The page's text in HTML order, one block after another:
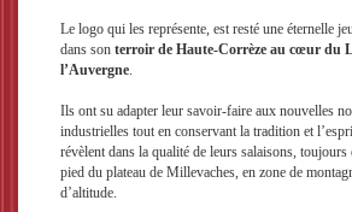
Le logo qui les représente, est resté une éternelle
dans son terroir de Haute-Corrèze au cœur du
l’Auvergne.
Ils ont su adapter leur savoir-faire aux nouvelles
industrielles tout en conservant la tradition et
révèlent dans la qualité de leurs salaisons, toujours
pied du plateau de Millevaches, en zone de
d’altitude.